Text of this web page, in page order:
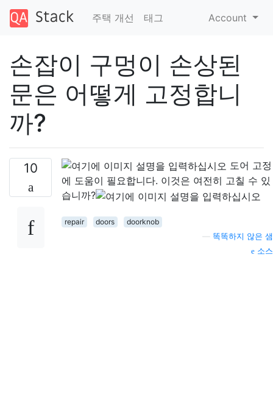
주택 개선 태그 Account
손잡이 구멍이 손상된
문은 어떻게 고정합니
까?
10
도어 고정
에 도움이 필요합니다. 이것은 여전히 ​​고칠 수 있
습니까?
repair doors
doorknob
똑똑하지 않은 샘
소스